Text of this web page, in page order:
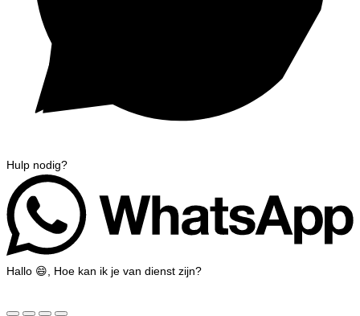
Hulp nodig?
Hallo 😄, Hoe kan ik je van dienst zijn?